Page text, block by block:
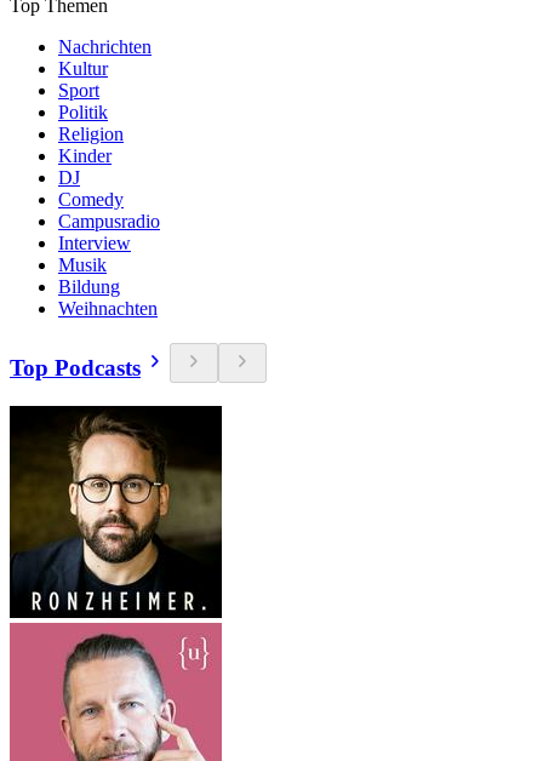
Top Themen
Nachrichten
Kultur
Sport
Politik
Religion
Kinder
DJ
Comedy
Campusradio
Interview
Musik
Bildung
Weihnachten
Top Podcasts